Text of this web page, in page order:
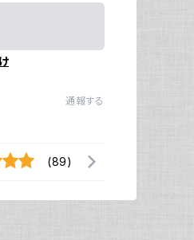
通報する
(89)